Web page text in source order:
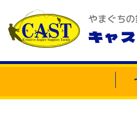
やまぐち
キャ